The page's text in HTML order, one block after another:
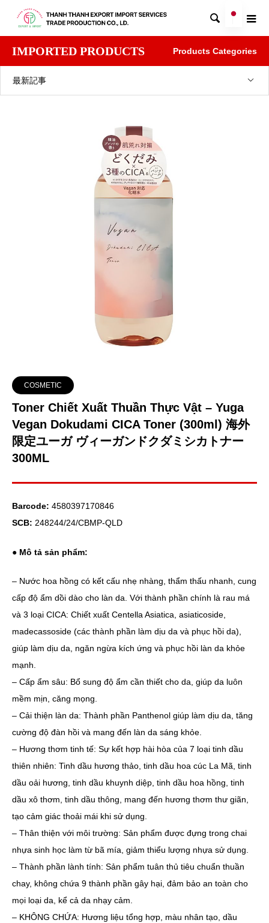

IMPORTED PRODUCTS Products Categories
最新記事
COSMETIC
Toner Chiết Xuất Thuần Thực Vật – Yuga
Vegan Dokudami CICA Toner (300ml) 海外
限定ユーガ ヴィーガンドクダミシカトナー
300ML
Barcode: 4580397170846
SCB: 248244/24/CBMP-QLD
● Mô tả sản phẩm:
– Nước hoa hồng có kết cấu nhẹ nhàng, thẩm thấu nhanh, cung
cấp độ ẩm dồi dào cho làn da. Với thành phần chính là rau má
và 3 loại CICA: Chiết xuất Centella Asiatica, asiaticoside,
madecassoside (các thành phần làm dịu da và phục hồi da),
giúp làm dịu da, ngăn ngừa kích ứng và phục hồi làn da khỏe
mạnh.
– Cấp ẩm sâu: Bổ sung độ ẩm cần thiết cho da, giúp da luôn
mềm mịn, căng mọng.
– Cải thiện làn da: Thành phần Panthenol giúp làm dịu da, tăng
cường độ đàn hồi và mang đến làn da sáng khỏe.
– Hương thơm tinh tế: Sự kết hợp hài hòa của 7 loại tinh dầu
thiên nhiên: Tinh dầu hương thảo, tinh dầu hoa cúc La Mã, tinh
dầu oải hương, tinh dầu khuynh diệp, tinh dầu hoa hồng, tinh
dầu xô thơm, tinh dầu thông, mang đến hương thơm thư giãn,
tạo cảm giác thoải mái khi sử dụng.
– Thân thiện với môi trường: Sản phẩm được đựng trong chai
nhựa sinh học làm từ bã mía, giảm thiểu lượng nhựa sử dụng.
– Thành phần lành tính: Sản phẩm tuân thủ tiêu chuẩn thuần
chay, không chứa 9 thành phần gây hại, đảm bảo an toàn cho
mọi loại da, kể cả da nhạy cảm.
– KHÔNG CHỨA: Hương liệu tổng hợp, màu nhân tạo, dầu